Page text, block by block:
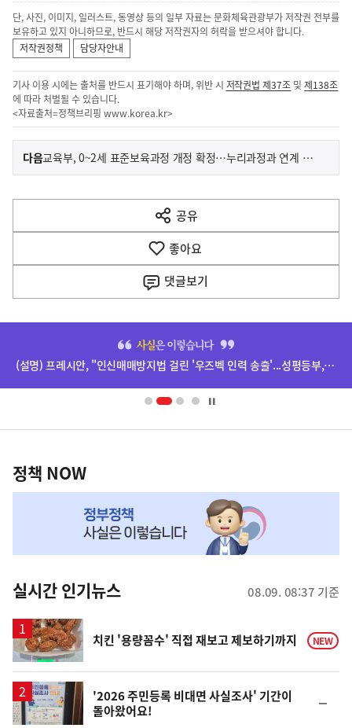
단, 사진, 이미지, 일러스트, 동영상 등의 일부 자료는 문화체육관광부가 저작권 전부를
보유하고 있지 아니하므로, 반드시 해당 저작권자의 허락을 받으셔야 합니다.
저작권정책
담당자안내
기사 이용 시에는 출처를 반드시 표기해야 하며, 위반 시 저작권법 제37조 및제138조
에 따라 처벌될 수 있습니다.
<자료출처=정책브리핑 www.korea.kr>
이
전
다
음
다음기
사
교육부, 0~2세 표준보육과정 개정 확정…누리과정과 연계 강화
공유
열
기
좋아요
댓글보기
배
영
(설명) 프레시안, "인신매매방지법 걸린 '우즈벡 인력 송출'...성평등부,노동·법무부에 개선 요청" 관련
책
NOW,
뉴
스
정책 NOW
실시간 인기뉴스 08.09. 08:37 기준
치킨 '용량꼼수' 직접 재보고 제보하기까지 NEW
'2026 주민등록 비대면 사실조사' 기간이
돌아왔어요!